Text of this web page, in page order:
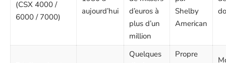
(CSX 4000 /
6000 / 7000)
aujourd’hui
d’euros à
plus d’un
million
Shelby
American
Quelques
Propre